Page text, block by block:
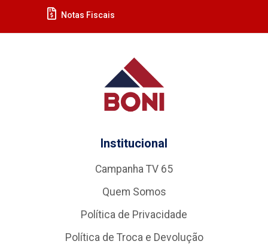
Notas Fiscais
Institucional
Campanha TV 65
Quem Somos
Política de Privacidade
Política de Troca e Devolução